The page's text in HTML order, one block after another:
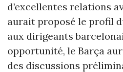
d’excellentes relations
aurait proposé le profil
aux dirigeants
opportunité, le Barça
des discussions